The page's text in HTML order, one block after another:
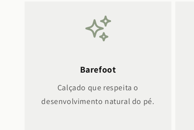
Barefoot
Calçado que respeita o
desenvolvimento natural do pé.